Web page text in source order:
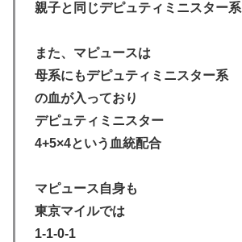
親子と同じデピュティミニスター系
また、マピュースは
母系にもデピュティミニスター系
の血が入っており
デピュティミニスター
4+5×4という血統配合
マピュース自身も
東京マイルでは
1-1-0-1